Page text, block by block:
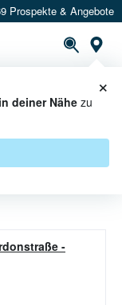
Prospekte & Angebote
deiner Nähezu
×
&
NORD
-